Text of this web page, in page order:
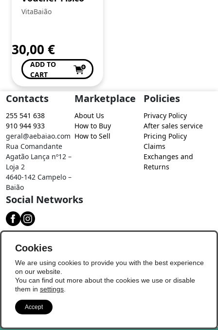
VitaBaião
30,00 €
ADD TO
CART
Contacts
255 541 638
910 944 933
geral@aebaiao.com
Rua Comandante
Agatão Lança nº12 –
Loja 2
4640-142 Campelo –
Baião
Marketplace
About Us
How to Buy
How to Sell
Policies
Privacy Policy
After sales service
Pricing Policy
Claims
Exchanges and
Returns
Social Networks
Cookies
We are using cookies to provide you with the best experience
on our website.
You can find out more about the cookies we use or disable
them in settings
Accept